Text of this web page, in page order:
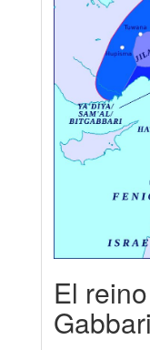
El
Gabbari